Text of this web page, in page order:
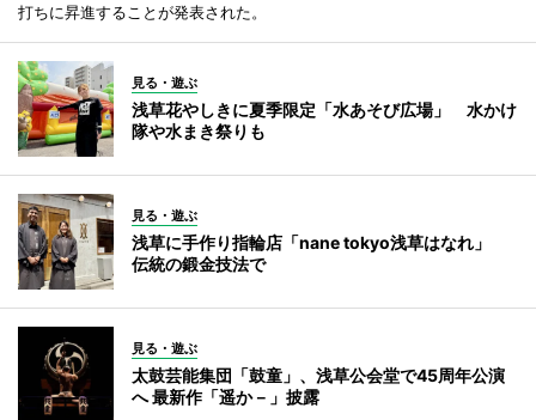
打ちに昇進することが発表された。
見る・遊ぶ
浅草花やしきに夏季限定「水あそび広場」 水かけ
隊や水まき祭りも
見る・遊ぶ
浅草に手作り指輪店「nane tokyo浅草はなれ」
伝統の鍛金技法で
見る・遊ぶ
太鼓芸能集団「鼓童」、浅草公会堂で45周年公演
へ 最新作「遥か－」披露